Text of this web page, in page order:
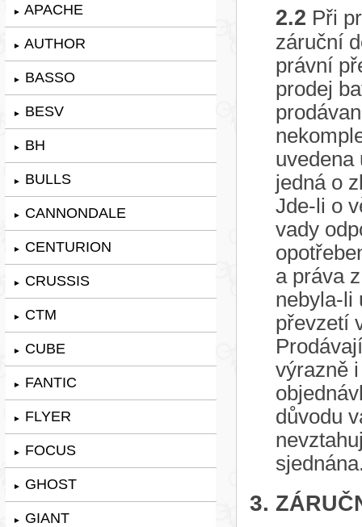
► APACHE
► AUTHOR
► BASSO
► BESV
► BH
► BULLS
► CANNONDALE
► CENTURION
► CRUSSIS
► CTM
► CUBE
► FANTIC
► FLYER
► FOCUS
► GHOST
► GIANT
2.2 Při
záruční
právní
prodej
uvedena
jedná o
Jde-li o
vady
a práva
nebyla-li
převzetí
výrazně
důvodu
3.